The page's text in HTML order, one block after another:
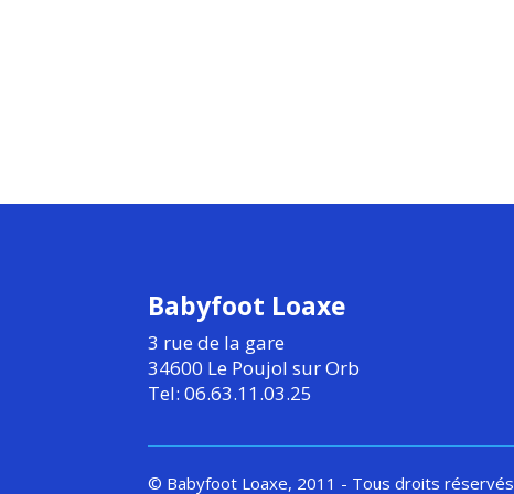
Babyfoot Loaxe
3 rue de la gare
34600 Le Poujol sur Orb
Tel: 06.63.11.03.25
© Babyfoot Loaxe, 2011 - Tous droits réservés